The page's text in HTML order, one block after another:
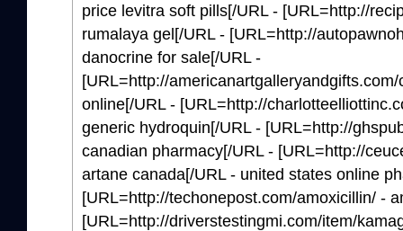
price levitra soft pills[/URL - [URL=http://
rumalaya gel[/URL - [URL=http://
danocrine for sale[/URL -
[URL=http://
online[/URL - [URL=http://
generic hydroquin[/URL - [URL=http://
canadian pharmacy[/URL - [URL=http://
artane canada[/URL - united states online
[URL=http://techonepost.com/amoxicillin/ -
[URL=http://driverstestingmi.com/item/